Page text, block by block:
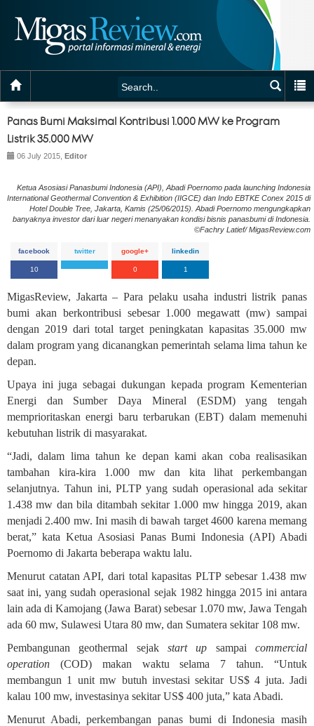
Panas Bumi Maksimal Kontribusi 1.000 MW ke Program
Listrik 35.000 MW
06 July 2015, Editor
Ketua Asosiasi Panasbumi Indonesia (API), Abadi Poernomo pada launching Indonesia
International Geothermal Convention & Exhibition (IIGCE) dan Indo EBTKE Conex 2015 di
Hotel Double Tree, Jakarta, Kamis (25/06/2015). Abadi Poernomo mengungkapkan
banyaknya investor dari luar negeri menanyakan kondisi bisnis panasbumi di Indonesia.
©Fachry Latief/ MigasReview.com
facebook
10
twitter google+
0
linkedin
1
MigasReview, Jakarta – Para pelaku usaha industri listrik panas
bumi akan berkontribusi sebesar 1.000 megawatt (mw) sampai
dengan 2019 dari total target peningkatan kapasitas 35.000 mw
dalam program yang dicanangkan pemerintah selama lima tahun ke
depan.
Upaya ini juga sebagai dukungan kepada program Kementerian
Energi dan Sumber Daya Mineral (ESDM) yang tengah
memprioritaskan energi baru terbarukan (EBT) dalam memenuhi
kebutuhan listrik di masyarakat.
“Jadi, dalam lima tahun ke depan kami akan coba realisasikan
tambahan kira-kira 1.000 mw dan kita lihat perkembangan
selanjutnya. Tahun ini, PLTP yang sudah operasional ada sekitar
1.438 mw dan bila ditambah sekitar 1.000 mw hingga 2019, akan
menjadi 2.400 mw. Ini masih di bawah target 4600 karena memang
berat,” kata Ketua Asosiasi Panas Bumi Indonesia (API) Abadi
Poernomo di Jakarta beberapa waktu lalu.
Menurut catatan API, dari total kapasitas PLTP sebesar 1.438 mw
saat ini, yang sudah operasional sejak 1982 hingga 2015 ini antara
lain ada di Kamojang (Jawa Barat) sebesar 1.070 mw, Jawa Tengah
ada 60 mw, Sulawesi Utara 80 mw, dan Sumatera sekitar 108 mw.
Pembangunan geothermal sejak start up sampaicommercial
operation (COD) makan waktu selama 7 tahun. “Untuk
membangun 1 unit mw butuh investasi sekitar US$ 4 juta. Jadi
kalau 100 mw, investasinya sekitar US$ 400 juta,” kata Abadi.
Menurut Abadi, perkembangan panas bumi di Indonesia masih